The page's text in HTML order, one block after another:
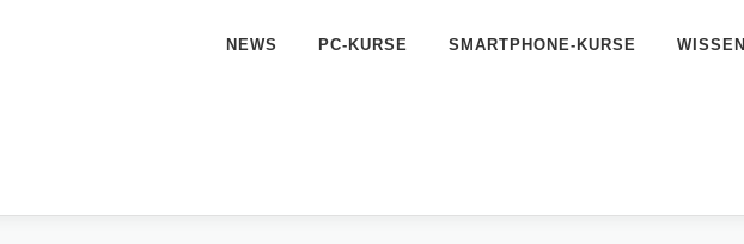
NEWS PC-KURSE SMARTPHONE-KURSE WISSEN